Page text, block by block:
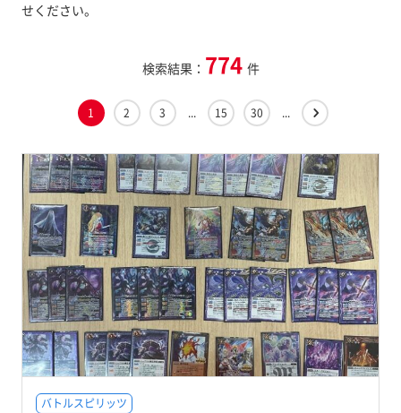
せください。
検索結果： 774 件
1 2 3 ... 15 30 ...
バトルスピリッツ